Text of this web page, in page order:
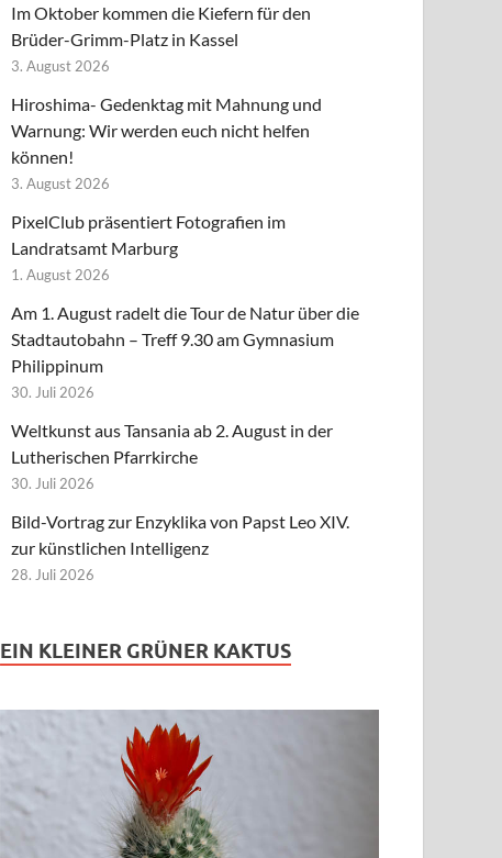
Im Oktober kommen die Kiefern für den
Brüder-Grimm-Platz in Kassel
3. August 2026
Hiroshima- Gedenktag mit Mahnung und
Warnung: Wir werden euch nicht helfen
können!
3. August 2026
PixelClub präsentiert Fotografien im
Landratsamt Marburg
1. August 2026
Am 1. August radelt die Tour de Natur über die
Stadtautobahn – Treff 9.30 am Gymnasium
Philippinum
30. Juli 2026
Weltkunst aus Tansania ab 2. August in der
Lutherischen Pfarrkirche
30. Juli 2026
Bild-Vortrag zur Enzyklika von Papst Leo XIV.
zur künstlichen Intelligenz
28. Juli 2026
EIN KLEINER GRÜNER KAKTUS